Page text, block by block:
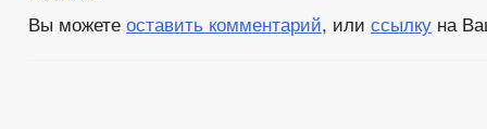
Вы можете оставить комментарий, или ссылку на